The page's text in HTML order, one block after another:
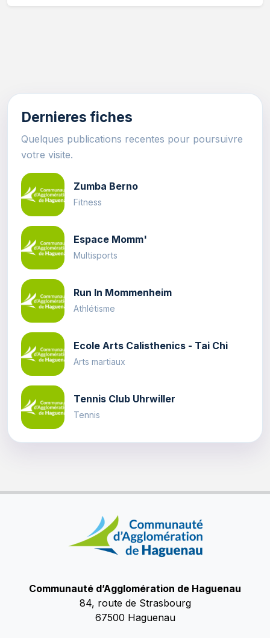
Dernieres fiches
Quelques publications recentes pour poursuivre
votre visite.
Zumba Berno
Fitness
Espace Momm'
Multisports
Run In Mommenheim
Athlétisme
Ecole Arts Calisthenics - Tai Chi
Arts martiaux
Tennis Club Uhrwiller
Tennis
Communauté d’Agglomération de Haguenau
84, route de Strasbourg
67500 Haguenau